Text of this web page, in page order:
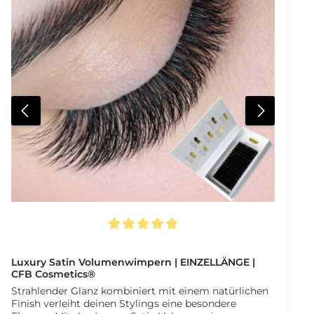
überzeugendem Preis Leistungs Verhältnis. Vorteile
auf einen Blick Seidenmatte Oberfläche für
natürliches Finish Tiefschwarze Farbe bis in die
Spitzen Müheloses Entnehmen vom Streifen
Aufdruck von Länge Stärke und Curl auf jedem
Streifen Integrierter Wimpernkompass auf der
Rückseite Optimaler Curl für ausdrucksstarke
Ergebnisse Mixtray mit mehreren Längen 16 Reihen
pro Tray Verfügbare Varianten Stärken 0,03 mm 0,05
mm 0,07 mm 0,10 mm Biegungen B C D DD Längen
1 x 6 mm 1 x 7 mm 1 x 8 mm 1 x 9 mm 3 x 10 mm 3 x 11
mm 3 x 12 mm 2 x 13 mm 1 x 14 mm Streifenbreite 1,5
mm Für professionelle Volumen Stylings mit
maximaler Flexibilität.
Luxury Satin Volumenwimpern | EINZELLÄNGE |
CFB Cosmetics®
Strahlender Glanz kombiniert mit einem natürlichen
Finish verleiht deinen Stylings eine besondere